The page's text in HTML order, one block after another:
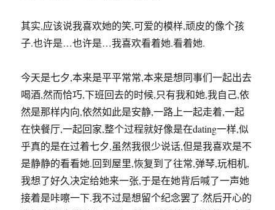
然是那样内向,依然如此是安静,一路上一起走着,一起
在快餐厅,一起回家,整个过程就好像是在dating一样,似
是静静的看看她.回到屋里,恢复到了往常,弹琴,玩相机,
我想了好久决定给她来一张,于是在她背后喊了一声她
接着是咔嚓一下.我不过是想留个纪念罢了.然后开心的
收好.她没有说什么,只是一惊于是继续面对着笔记本看
着电视剧去了…
这一天也就是这样过去了,似乎还是很有意思的.其实一
直苦苦冥思,我也不想给自己压力.虽说这几天想了不少